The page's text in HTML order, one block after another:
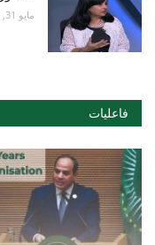
مايو 31, 2023
فاعليات